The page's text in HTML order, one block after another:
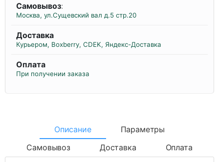
Самовывоз:
Москва, ул.Сущевский вал д.5 стр.20
Доставка
Курьером, Boxberry, CDEK, Яндекс-Доставка
Оплата
При получении заказа
Описание
Параметры
Самовывоз
Доставка Оплата